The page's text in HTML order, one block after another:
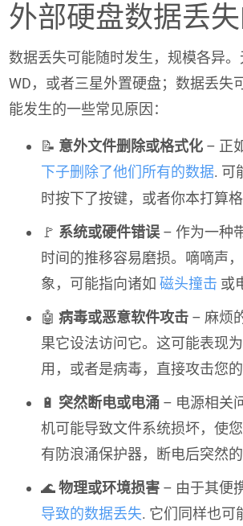
外部硬盘数据丢
数据丢失可能随时发生，规模各异
WD，或者三星外置硬盘；数据丢失
能发生的一些常见原因：
📝 意外文件删除或格式化 – 正
下子删除了他们所有的数据. 可
时按下了按键，或者你本打算
🚩 系统或硬件错误– 作为一种
时间的推移容易磨损。嘀嘀声
象，可能指向诸如 磁头撞击 或
🤖 病毒或恶意软件攻击– 麻烦
果它设法访问它。这可能表现
用，或者是病毒，直接攻击您的
🔋 突然断电或电涌– 电源相关
机可能导致文件系统损坏，使
有防浪涌保护器，断电后突然
🌊物理或环境损害– 由于其便
导致的数据丢失. 它们同样也可